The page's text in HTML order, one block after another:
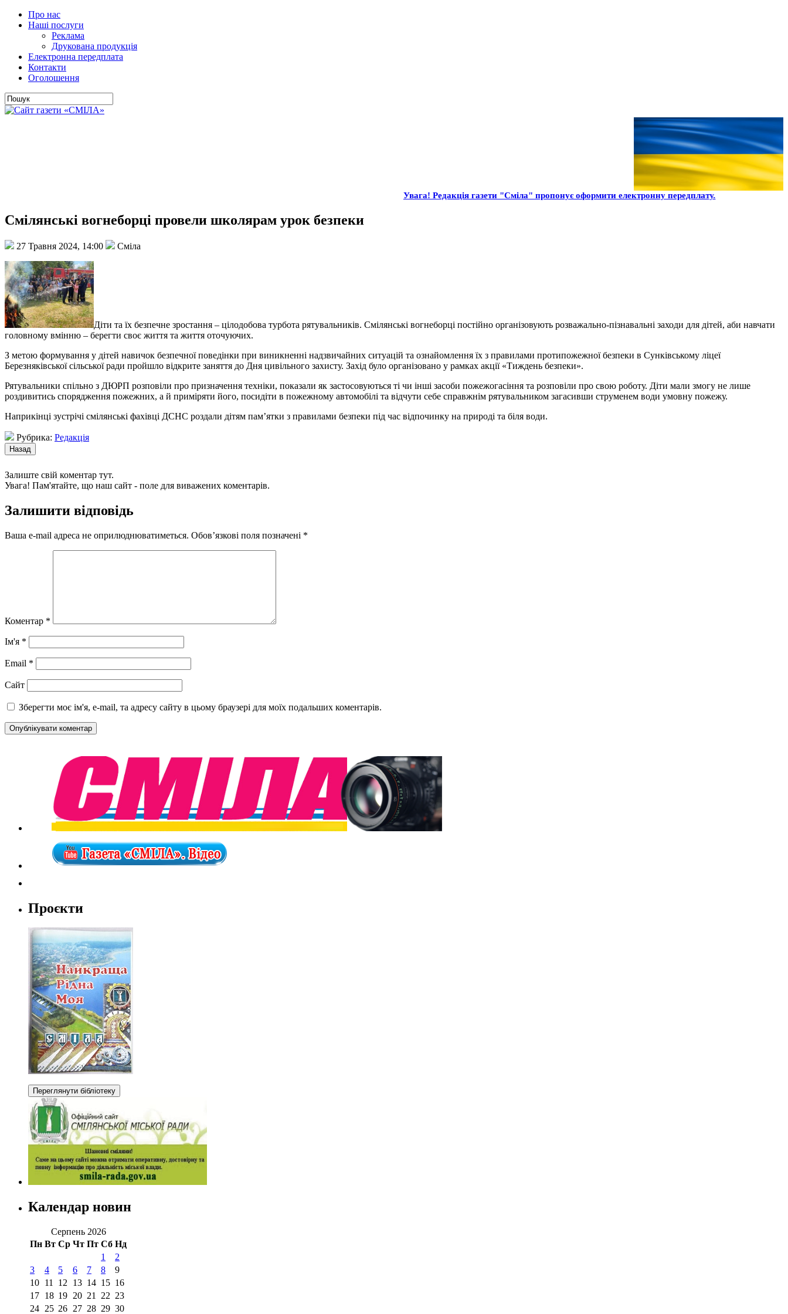
Про нас
Наші послуги
Реклама
Друкована продукція
Електронна передплата
Контакти
Оголошення
Увага! Редакція газети "Сміла" пропонує оформити електронну передплату.
Смілянські вогнеборці провели школярам урок безпеки
27 Травня 2024, 14:00 Сміла
Діти та їх безпечне зростання – цілодобова турбота рятувальників. Смілянські вогнеборці постійно організовують розважально-пізнавальні заходи для дітей, аби навчати
головному вмінню – берегти своє життя та життя оточуючих.
З метою формування у дітей навичок безпечної поведінки при виникненні надзвичайних ситуацій та ознайомлення їх з правилами протипожежної безпеки в Сунківському ліцеї
Березняківської сільської ради пройшло відкрите заняття до Дня цивільного захисту. Захід було організовано у рамках акції «Тиждень безпеки».
Рятувальники спільно з ДЮРП розповіли про призначення техніки, показали як застосовуються ті чи інші засоби пожежогасіння та розповіли про свою роботу. Діти мали змогу не лише
роздивитись спорядження пожежних, а й приміряти його, посидіти в пожежному автомобілі та відчути себе справжнім рятувальником загасивши струменем води умовну пожежу.
Наприкінці зустрічі смілянські фахівці ДСНС роздали дітям пам’ятки з правилами безпеки під час відпочинку на природі та біля води.
Рубрика: Редакція
Залиште свій коментар тут.
Увага! Пам'ятайте, що наш сайт - поле для виважених коментарів.
Залишити відповідь
Ваша e-mail адреса не оприлюднюватиметься. Обов’язкові поля позначені *
Коментар *
Ім'я *
Email *
Сайт
Зберегти моє ім'я, e-mail, та адресу сайту в цьому браузері для моїх подальших коментарів.
Проєкти
Календар новин
Серпень 2026
Пн Вт Ср Чт Пт Сб Нд
1
2
3
4 5 6 7 8
9
10 11 12 13 14 15 16
17 18 19 20 21 22 23
24 25 26 27 28 29 30